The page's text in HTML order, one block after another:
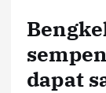
dapat